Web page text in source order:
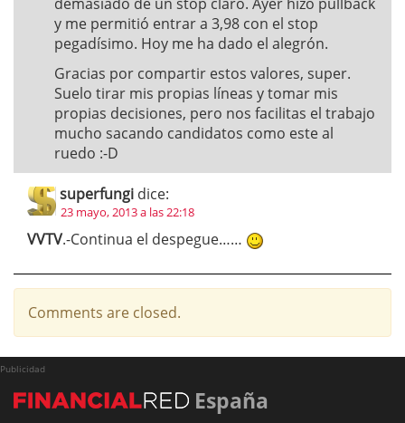
y me permitió entrar a 3,98 con el stop
pegadísimo. Hoy me ha dado el alegrón.
Gracias por compartir estos valores, super.
Suelo tirar mis propias líneas y tomar mis
propias decisiones, pero nos facilitas el trabajo
mucho sacando candidatos como este al
ruedo :-D
superfungi dice:
23 mayo, 2013 a las 22:18
VVTV.-Continua el despegue……
Comments are closed.
Publicidad
España